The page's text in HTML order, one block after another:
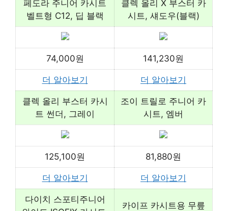
페도라 주니어 카시트
벨트형 C12, 딥 블랙
클렉 올리 X 부스터 카
시트, 섀도우(블랙)
74,000원 141,230원
더 알아보기 더 알아보기
클렉 올리 부스터 카시
트 썬더, 그레이
조이 트릴로 주니어 카
시트, 엠버
125,100원 81,880원
더 알아보기 더 알아보기
다이치 스포티주니어
카이프 카시트용 무릎